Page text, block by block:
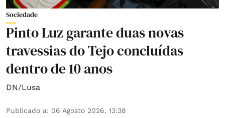
Sociedade
Pinto Luz garante duas novas
travessias do Tejo concluídas
dentro de 10 anos
DN/Lusa
Publicado a: 06 Agosto 2026, 13:38